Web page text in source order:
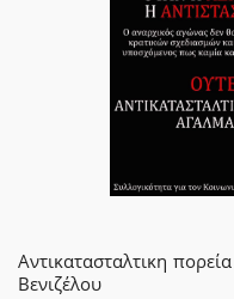
Αντικατασταλτικη
Βενιζέλου